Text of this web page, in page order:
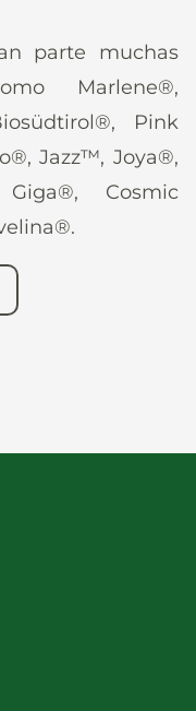
parte muchas
Marlene®,
Pink
Jazz™, Joya®,
Giga®, Cosmic